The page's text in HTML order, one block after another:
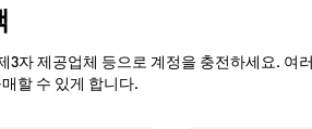
3자 제공업체 등으로 계정을 충전하세요.
할 수 있게 합니다.